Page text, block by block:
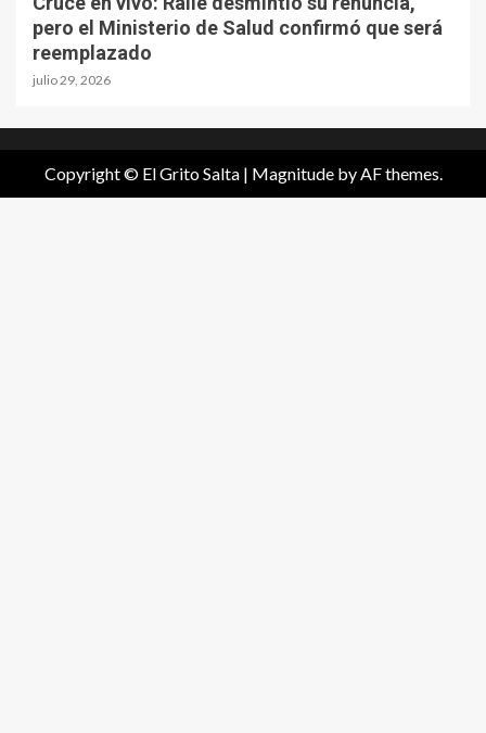
pero el Ministerio de Salud confirmó que será
reemplazado
julio 29, 2026
Copyright © El Grito Salta | Magnitudeby AF themes.